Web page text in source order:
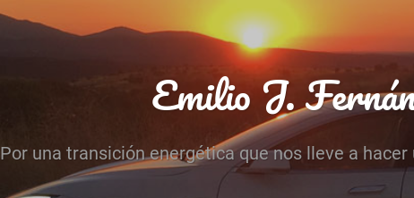
Emilio J.
Por una transición energética que nos lleve a